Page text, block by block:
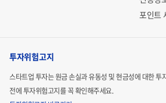
포인트
투자위험고지
스타트업 투자는 원금 손실과 유동성 및 현금성에 대한 투
전에 투자위험고지를 꼭 확인해주세요.